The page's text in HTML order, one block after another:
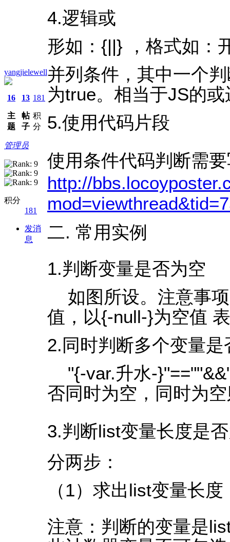
yangjielewell
16
主
题
13
帖
子
181
积
分
管理员
积分
181
发消
息
4.逻辑或
形如：{||} ，格式如：
并列条件，其中一个
为true。相当于JS的
5.使用代码片段
使用条件代码判断需
http://
二. 常用实例
1.判断变量是否为空
如图所设。注意事
值，以{-null-}为空值
2.同时判断多个变量是
"{-var.升水-
否同时为空，同时为
3.判断list变量长度是
分两步：
（1）求出list变量长度
注意：判断的变量是